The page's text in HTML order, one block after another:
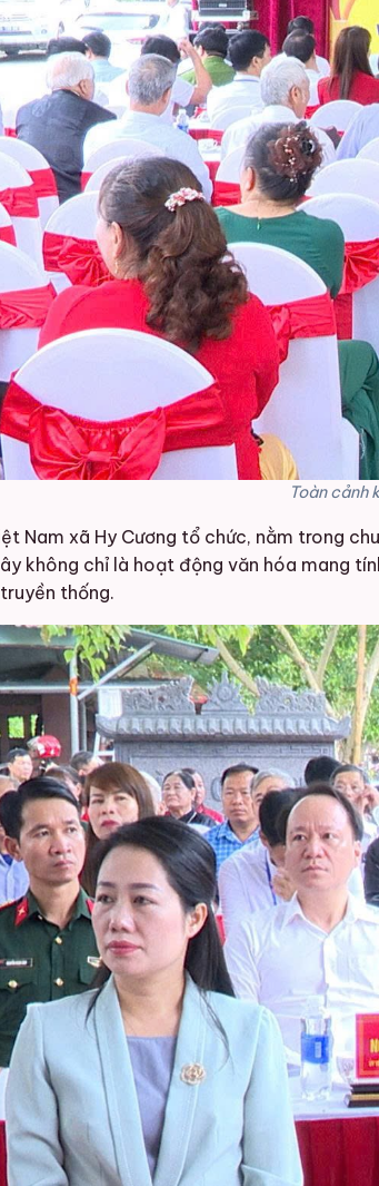
Toàn cảnh
Nam xã Hy Cương tổ chức, nằm trong
không chỉ là hoạt động văn hóa mang
thống.